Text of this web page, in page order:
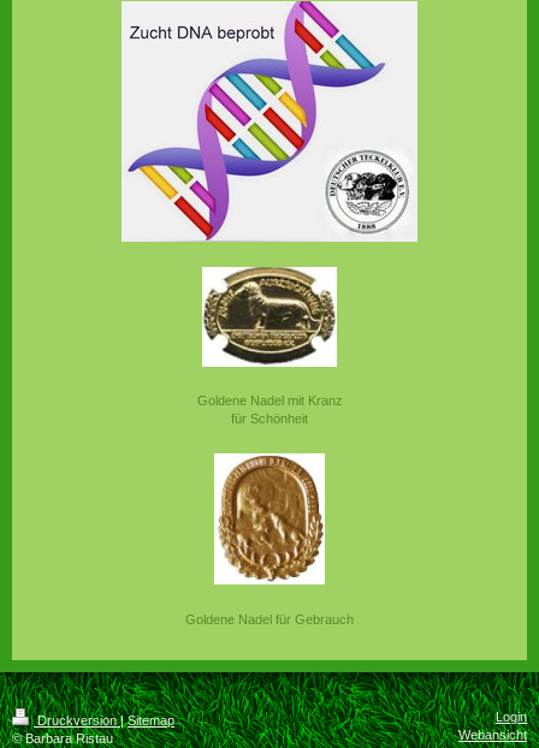
Goldene Nadel mit Kranz
für Schönheit
Goldene Nadel für Gebrauch
Druckversion| Sitemap
© Barbara Ristau
Login
Webansicht